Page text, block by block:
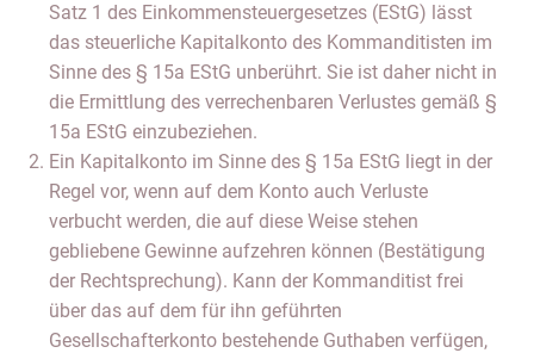
Satz 1 des Einkommensteuergesetzes (EStG) lässt
das steuerliche Kapitalkonto des Kommanditisten im
Sinne des § 15a EStG unberührt. Sie ist daher nicht in
die Ermittlung des verrechenbaren Verlustes gemäß §
15a EStG einzubeziehen.
Ein Kapitalkonto im Sinne des § 15a EStG liegt in der
Regel vor, wenn auf dem Konto auch Verluste
verbucht werden, die auf diese Weise stehen
gebliebene Gewinne aufzehren können (Bestätigung
der Rechtsprechung). Kann der Kommanditist frei
über das auf dem für ihn geführten
Gesellschafterkonto bestehende Guthaben verfügen,